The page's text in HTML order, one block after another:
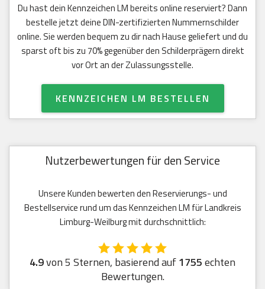
Du hast dein Kennzeichen LM bereits online reserviert? Dann
bestelle jetzt deine DIN-zertifizierten Nummernschilder
online. Sie werden bequem zu dir nach Hause geliefert und du
sparst oft bis zu 70% gegenüber den Schilderprägern direkt
vor Ort an der Zulassungsstelle.
KENNZEICHEN LM BESTELLEN
Nutzerbewertungen für den Service
Unsere Kunden bewerten den Reservierungs- und
Bestellservice rund um das Kennzeichen LM für Landkreis
Limburg-Weilburg mit durchschnittlich:
4.9von 5 Sternen, basierend auf1755echten
Bewertungen.